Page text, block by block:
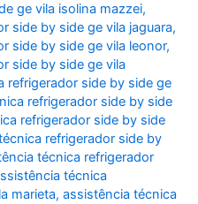
ge vila isolina mazzei,
side by side ge vila jaguara,
side by side ge vila leonor,
side by side ge vila
refrigerador side by side ge
refrigerador side by side
refrigerador side by side
refrigerador side by
técnica refrigerador
técnica
marieta,assistência técnica